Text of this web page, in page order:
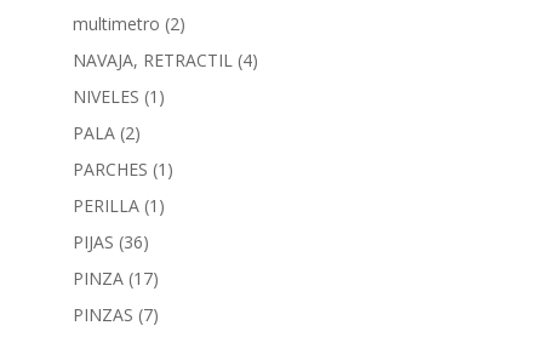
multimetro (2)
NAVAJA, RETRACTIL (4)
NIVELES (1)
PALA (2)
PARCHES (1)
PERILLA (1)
PIJAS (36)
PINZA (17)
PINZAS (7)